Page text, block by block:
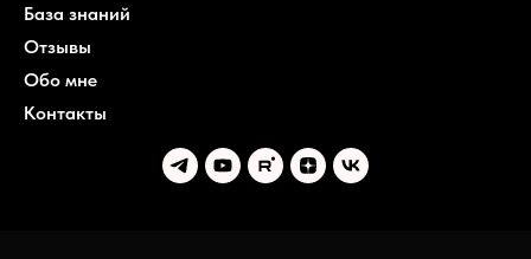
База знаний
Отзывы
Обо мне
Контакты